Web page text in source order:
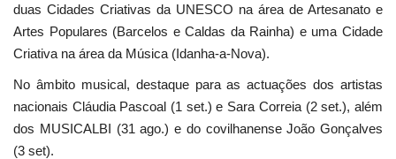
duas Cidades Criativas da UNESCO na área de Artesanato e
Artes Populares (Barcelos e Caldas da Rainha) e uma Cidade
Criativa na área da Música (Idanha-a-Nova).
No âmbito musical, destaque para as actuações dos artistas
nacionais Cláudia Pascoal (1 set.) e Sara Correia (2 set.), além
dos MUSICALBI (31 ago.) e do covilhanense João Gonçalves
(3 set).